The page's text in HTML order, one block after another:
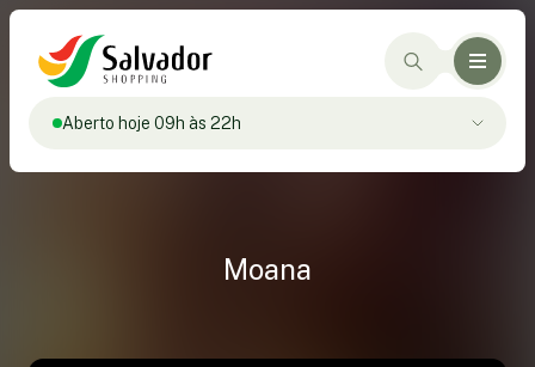
Aberto hoje 09h às 22h
Moana